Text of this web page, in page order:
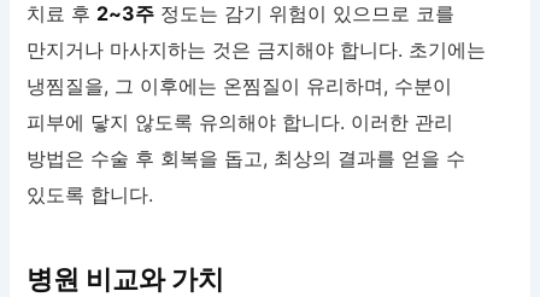
치료 후 2~3주 정도는 감기 위험이 있으므로 코를
만지거나 마사지하는 것은 금지해야 합니다. 초기에는
냉찜질을, 그 이후에는 온찜질이 유리하며, 수분이
피부에 닿지 않도록 유의해야 합니다. 이러한 관리
방법은 수술 후 회복을 돕고, 최상의 결과를 얻을 수
있도록 합니다.
병원 비교와 가치